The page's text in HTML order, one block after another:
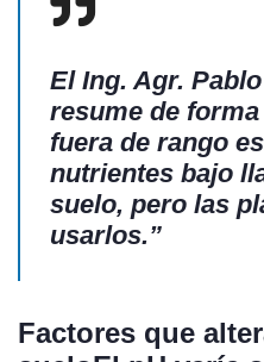
El Ing. Agr.
resume de
fuera de rango
nutrientes bajo
suelo, pero las
usarlos.”
Factores que